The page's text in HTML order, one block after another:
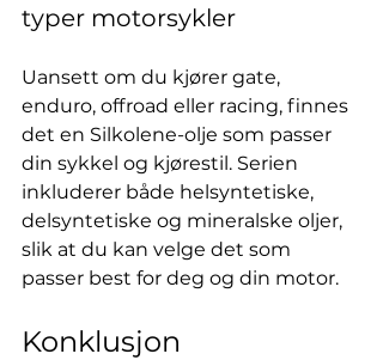
typer motorsykler
Uansett om du kjører gate,
enduro, offroad eller racing, finnes
det en Silkolene-olje som passer
din sykkel og kjørestil. Serien
inkluderer både helsyntetiske,
delsyntetiske og mineralske oljer,
slik at du kan velge det som
passer best for deg og din motor.
Konklusjon